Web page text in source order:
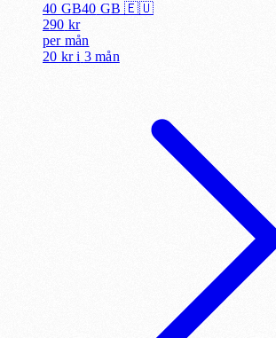
40 GB40 GB 🇪🇺
290 kr
per mån
20 kr i 3 mån